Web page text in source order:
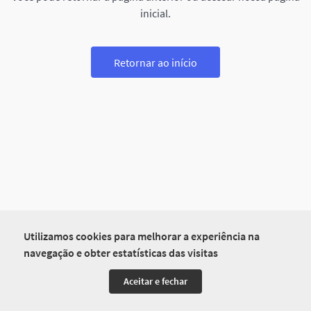
Utilizamos cookies para melhorar a experiência na
navegação e obter estatísticas das visitas
Aceitar e fechar
inicial.
Retornar ao início